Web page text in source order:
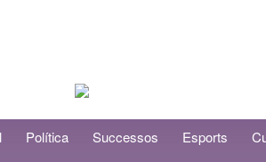
principal
secundari
Política Successos Esports